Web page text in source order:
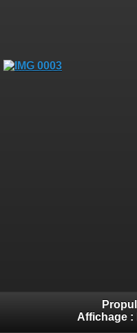
Affichage :